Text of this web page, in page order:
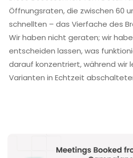
Öffnungsraten, die zwischen 60
schnellten – das Vierfache des
Wir haben nicht geraten; wir
entscheiden lassen, was
darauf konzentriert, während wir
Varianten in Echtzeit